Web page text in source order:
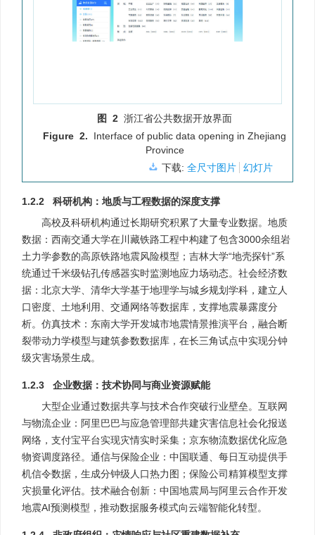
图 2 浙江省公共数据开放界面
Figure 2.
Interface of public data opening in Zhejiang
Province
下载: 全尺寸图片 幻灯片
1.2.2 科研机构：地质与工程数据的深度支撑
高校及科研机构通过长期研究积累了大量专业数据。地质
数据：西南交通大学在川藏铁路工程中构建了包含3000余组岩
土力学参数的高原铁路地震风险模型；吉林大学“地壳探针”系
统通过千米级钻孔传感器实时监测地应力场动态。社会经济数
据：北京大学、清华大学基于地理学与城乡规划学科，建立人
口密度、土地利用、交通网络等数据库，支撑地震暴露度分
析。仿真技术：东南大学开发城市地震情景推演平台，融合断
裂带动力学模型与建筑参数数据库，在长三角试点中实现分钟
级灾害场景生成。
1.2.3 企业数据：技术协同与商业资源赋能
大型企业通过数据共享与技术合作突破行业壁垒。互联网
与物流企业：阿里巴巴与应急管理部共建灾害信息社会化报送
网络，支付宝平台实现灾情实时采集；京东物流数据优化应急
物资调度路径。通信与保险企业：中国联通、每日互动提供手
机信令数据，生成分钟级人口热力图；保险公司精算模型支撑
灾损量化评估。技术融合创新：中国地震局与阿里云合作开发
地震AI预测模型，推动数据服务模式向云端智能化转型。